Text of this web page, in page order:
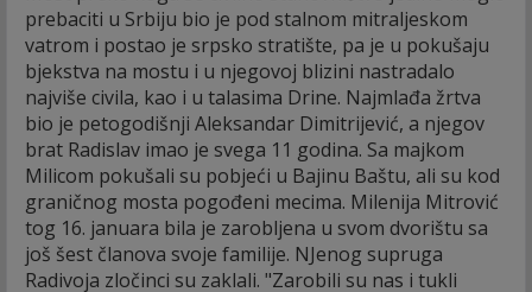
prebaciti u Srbiju bio je pod stalnom mitraljeskom
vatrom i postao je srpsko stratište, pa je u pokušaju
bjekstva na mostu i u njegovoj blizini nastradalo
najviše civila, kao i u talasima Drine. Najmlađa žrtva
bio je petogodišnji Aleksandar Dimitrijević, a njegov
brat Radislav imao je svega 11 godina. Sa majkom
Milicom pokušali su pobjeći u Bajinu Baštu, ali su kod
graničnog mosta pogođeni mecima. Milenija Mitrović
tog 16. januara bila je zarobljena u svom dvorištu sa
još šest članova svoje familije. NJenog supruga
Radivoja zločinci su zaklali. "Zarobili su nas i tukli